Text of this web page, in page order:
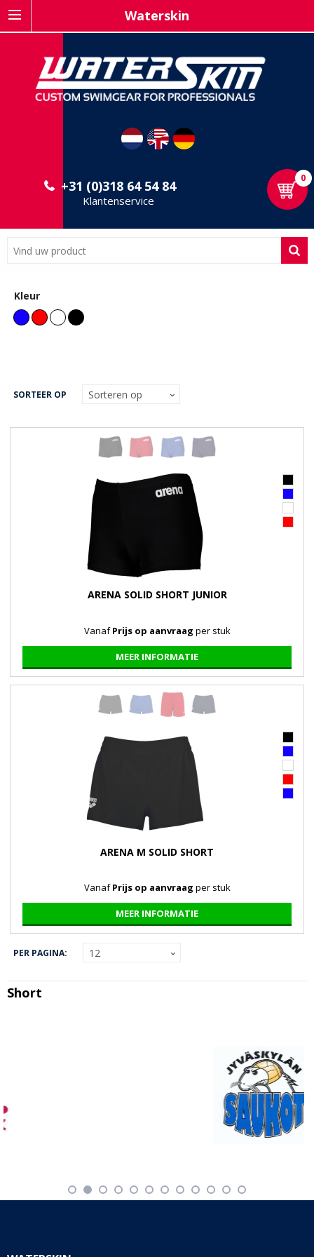
Waterskin
0
+31 (0)318 64 54 84
Klantenservice
Kleur
SORTEER OP
ARENA SOLID SHORT JUNIOR
VanafPrijs op aanvraag per stuk
MEER INFORMATIE
ARENA M SOLID SHORT
VanafPrijs op aanvraag per stuk
MEER INFORMATIE
PER PAGINA:
Short